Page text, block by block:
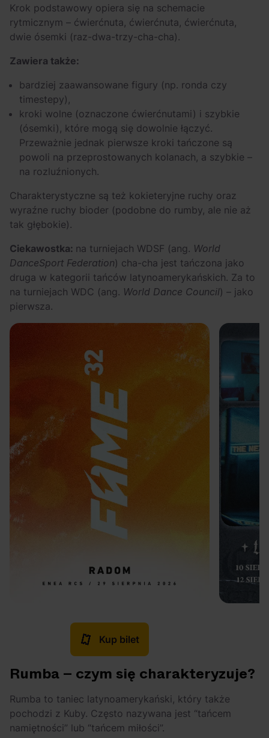
Krok podstawowy opiera się na schemacie
rytmicznym – ćwierćnuta, ćwierćnuta, ćwierćnuta,
dwie ósemki (raz-dwa-trzy-cha-cha).
Zawiera także:
bardziej zaawansowane figury (np. ronda czy
timestepy),
kroki wolne (oznaczone ćwierćnutami) i szybkie
(ósemki), które mogą się dowolnie łączyć.
Przeważnie jednak pierwsze kroki tańczone są
powoli na przeprostowanych kolanach, a szybkie –
na rozluźnionych.
Charakterystyczne są też kokieteryjne ruchy oraz
wyraźne ruchy bioder (podobne do rumby, ale nie aż
tak głębokie).
Ciekawostka: na turniejach WDSF (ang. World
DanceSport Federation) cha-cha jest tańczona jako
druga w kategorii tańców latynoamerykańskich. Za to
na turniejach WDC (ang. World Dance Council) – jako
pierwsza.
Kup bilet
Rumba – czym się charakteryzuje?
Rumba to taniec latynoamerykański, który także
pochodzi z Kuby. Często nazywana jest “tańcem
namiętności” lub “tańcem miłości”.